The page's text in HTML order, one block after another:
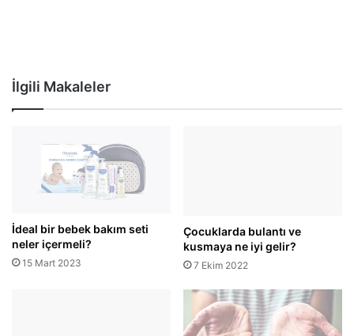
İlgili Makaleler
İdeal bir bebek bakım seti
neler içermeli?
15 Mart 2023
Çocuklarda bulantı ve
kusmaya ne iyi gelir?
7 Ekim 2022